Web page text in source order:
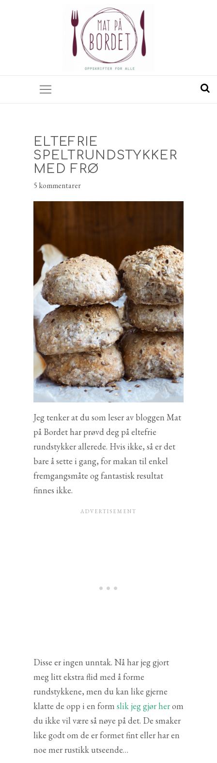
ELTEFRIE
SPELTRUNDSTYKKER
MED FRØ
5 kommentarer
Jeg tenker at du som leser av bloggen Mat
på Bordet har prøvd deg på eltefrie
rundstykker allerede. Hvis ikke, så er det
bare å sette i gang, for makan til enkel
fremgangsmåte og fantastisk resultat
finnes ikke.
Disse er ingen unntak. Nå har jeg gjort
meg litt ekstra flid med å forme
rundstykkene, men du kan like gjerne
klatte de opp i en form slik jeg gjør herom
du ikke vil være så nøye på det. De smaker
like godt om de er formet fint eller har en
noe mer rustikk utseende…